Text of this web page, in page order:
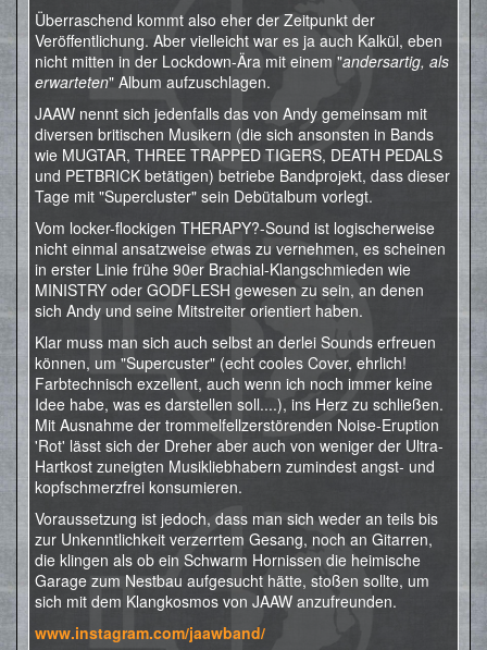
Überraschend kommt also eher der Zeitpunkt der
Veröffentlichung. Aber vielleicht war es ja auch Kalkül, eben
nicht mitten in der Lockdown-Ära mit einem "andersartig, als
erwarteten" Album aufzuschlagen.
JAAW nennt sich jedenfalls das von Andy gemeinsam mit
diversen britischen Musikern (die sich ansonsten in Bands
wie MUGTAR, THREE TRAPPED TIGERS, DEATH PEDALS
und PETBRICK betätigen) betriebe Bandprojekt, dass dieser
Tage mit "Supercluster" sein Debütalbum vorlegt.
Vom locker-flockigen THERAPY?-Sound ist logischerweise
nicht einmal ansatzweise etwas zu vernehmen, es scheinen
in erster Linie frühe 90er Brachial-Klangschmieden wie
MINISTRY oder GODFLESH gewesen zu sein, an denen
sich Andy und seine Mitstreiter orientiert haben.
Klar muss man sich auch selbst an derlei Sounds erfreuen
können, um "Supercuster" (echt cooles Cover, ehrlich!
Farbtechnisch exzellent, auch wenn ich noch immer keine
Idee habe, was es darstellen soll....), ins Herz zu schließen.
Mit Ausnahme der trommelfellzerstörenden Noise-Eruption
'Rot' lässt sich der Dreher aber auch von weniger der Ultra-
Hartkost zuneigten Musikliebhabern zumindest angst- und
kopfschmerzfrei konsumieren.
Voraussetzung ist jedoch, dass man sich weder an teils bis
zur Unkenntlichkeit verzerrtem Gesang, noch an Gitarren,
die klingen als ob ein Schwarm Hornissen die heimische
Garage zum Nestbau aufgesucht hätte, stoßen sollte, um
sich mit dem Klangkosmos von JAAW anzufreunden.
www.instagram.com/jaawband/